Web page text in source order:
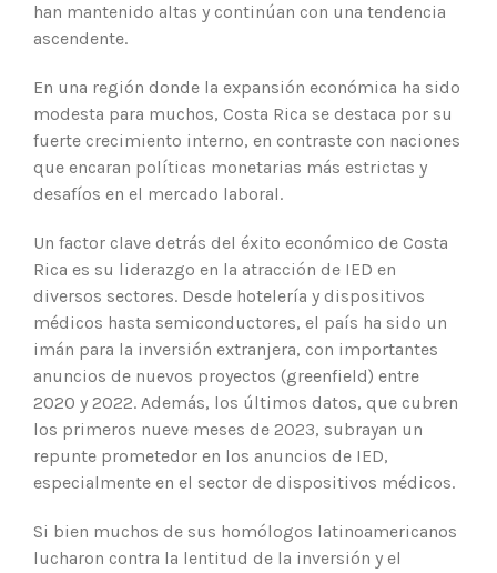
han mantenido altas y continúan con una tendencia
ascendente.
En una región donde la expansión económica ha sido
modesta para muchos, Costa Rica se destaca por su
fuerte crecimiento interno, en contraste con naciones
que encaran políticas monetarias más estrictas y
desafíos en el mercado laboral.
Un factor clave detrás del éxito económico de Costa
Rica es su liderazgo en la atracción de IED en
diversos sectores. Desde hotelería y dispositivos
médicos hasta semiconductores, el país ha sido un
imán para la inversión extranjera, con importantes
anuncios de nuevos proyectos (greenfield) entre
2020 y 2022. Además, los últimos datos, que cubren
los primeros nueve meses de 2023, subrayan un
repunte prometedor en los anuncios de IED,
especialmente en el sector de dispositivos médicos.
Si bien muchos de sus homólogos latinoamericanos
lucharon contra la lentitud de la inversión y el